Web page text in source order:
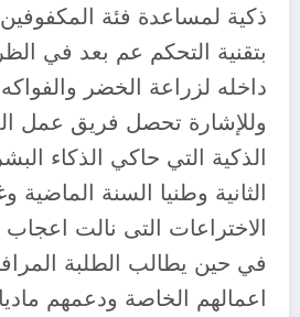
ذكية لمساعدة فئة
بتقنية التحكم عم بعد في
داخله لزراعة الخضر
وللإشارة تحصل فريق عمل
الذكية التي حاكي الذكاء
الثانية وطنيا السنة الماضية
الاختراعات التى نالت
في حين يطالب الطلبة
اعمالهم الخاصة ودعمهم